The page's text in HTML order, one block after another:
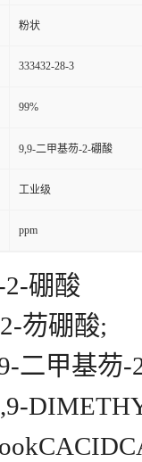
粉状
333432-28-3
99%
9,9-二甲基芴-2-硼酸
工业级
ppm
硼酸
芴硼酸;
二甲基芴-